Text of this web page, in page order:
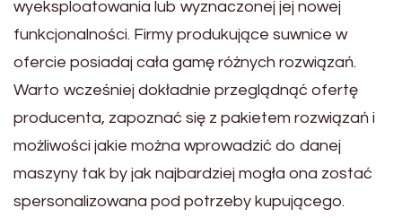
wyeksploatowania lub wyznaczonej jej nowej
funkcjonalności. Firmy produkujące suwnice w
ofercie posiadaj cała gamę różnych rozwiązań.
Warto wcześniej dokładnie przeglądnąć ofertę
producenta, zapoznać się z pakietem rozwiązań i
możliwości jakie można wprowadzić do danej
maszyny tak by jak najbardziej mogła ona zostać
spersonalizowana pod potrzeby kupującego.